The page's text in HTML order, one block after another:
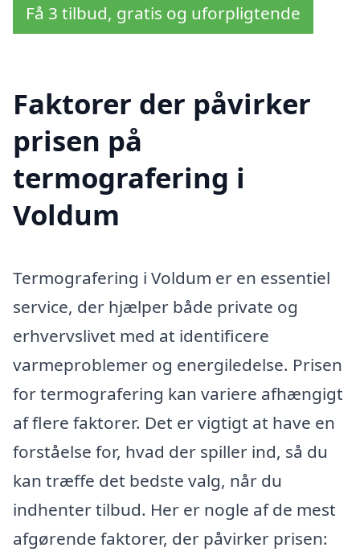
Få 3 tilbud, gratis og uforpligtende
Faktorer der påvirker
prisen på
termografering i
Voldum
Termografering i Voldum er en essentiel
service, der hjælper både private og
erhvervslivet med at identificere
varmeproblemer og energiledelse. Prisen
for termografering kan variere afhængigt
af flere faktorer. Det er vigtigt at have en
forståelse for, hvad der spiller ind, så du
kan træffe det bedste valg, når du
indhenter tilbud. Her er nogle af de mest
afgørende faktorer, der påvirker prisen: